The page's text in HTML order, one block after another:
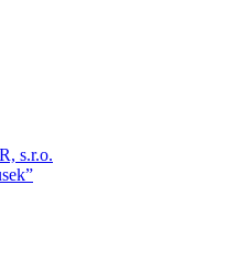
s.r.o.